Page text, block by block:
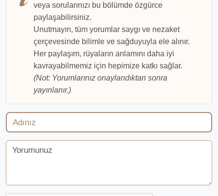
veya sorularınızı bu bölümde özgürce
paylaşabilirsiniz.
Unutmayın, tüm yorumlar saygı ve nezaket
çerçevesinde bilimle ve sağduyuyla ele alınır.
Her paylaşım, rüyaların anlamını daha iyi
kavrayabilmemiz için hepimize katkı sağlar.
(Not: Yorumlarınız onaylandıktan sonra
yayınlanır.)